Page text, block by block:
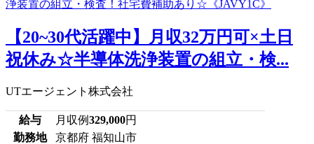
【20~30代活躍中】月収32万円可×土日
祝休み☆半導体洗浄装置の組立・検...
UTエージェント株式会社
給与 月収例329,000円
勤務地
京都府 福知山市